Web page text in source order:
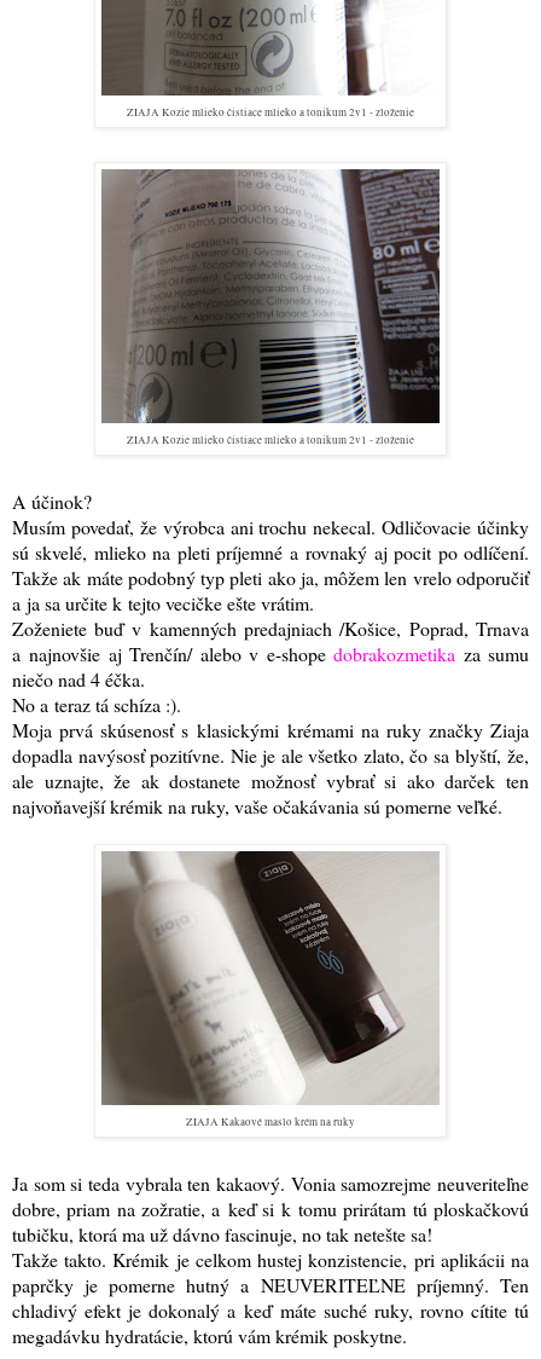
ZIAJA Kozie mlieko čistiace mlieko a tonikum 2v1 - zloženie
ZIAJA Kozie mlieko čistiace mlieko a tonikum 2v1 - zloženie
A účinok?
Musím povedať, že výrobca ani trochu nekecal. Odličovacie účinky
sú skvelé, mlieko na pleti príjemné a rovnaký aj pocit po odlíčení.
Takže ak máte podobný typ pleti ako ja, môžem len vrelo odporučiť
a ja sa určite k tejto vecičke ešte vrátim.
Zoženiete buď v kamenných predajniach /Košice, Poprad, Trnava
a najnovšie aj Trenčín/ alebo v e-shopedobrakozmetika za sumu
niečo nad 4 éčka.
No a teraz tá schíza :).
Moja prvá skúsenosť s klasickými krémami na ruky značky Ziaja
dopadla navýsosť pozitívne. Nie je ale všetko zlato, čo sa blyští, že,
ale uznajte, že ak dostanete možnosť vybrať si ako darček ten
najvoňavejší krémik na ruky, vaše očakávania sú pomerne veľké.
ZIAJA Kakaové maslo krém na ruky
Ja som si teda vybrala ten kakaový. Vonia samozrejme neuveriteľne
dobre, priam na zožratie, a keď si k tomu prirátam tú ploskačkovú
tubičku, ktorá ma už dávno fascinuje, no tak netešte sa!
Takže takto. Krémik je celkom hustej konzistencie, pri aplikácii na
paprčky je pomerne hutný a NEUVERITEĽNE príjemný. Ten
chladivý efekt je dokonalý a keď máte suché ruky, rovno cítite tú
megadávku hydratácie, ktorú vám krémik poskytne.